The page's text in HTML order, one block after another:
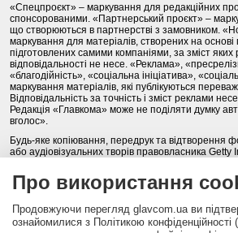
«Спецпроєкт» – маркування для редакційних
спонсорованими. «Партнерський проєкт» –
що створюються в партнерстві з замовником.
маркування для матеріалів, створених на основі
підготовлених самими компаніями, за зміст яких
відповідальності не несе. «Реклама»,
«благодійність», «соціальна ініціатива»,
маркування матеріалів, які публікуються
Відповідальність за точність і зміст реклами
Редакція «Главкома» може не поділяти думку
вголос».
Будь-яке копіювання, передрук та відтворення
або аудіовізуальних творів правовласника Getty
Політика конфіденційності (Privacy Policy).
КОНТАКТИ НАША КОМАНДА АРХІВ
Про використання
Продовжуючи перегляд glavcom.ua ви
ознайомилися з Політикою